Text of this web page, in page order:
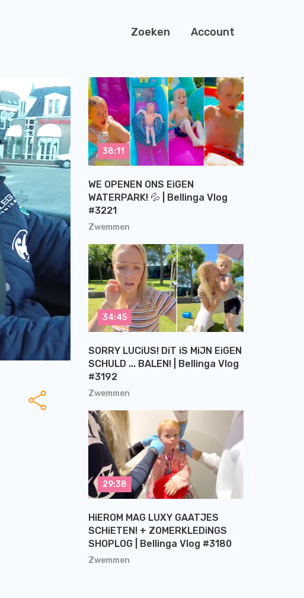
Zoeken Account
Zwemmen
WE OPENEN ONS EiGEN
WATERPARK! 💦 | Bellinga Vlog
#3221
38:11
Zwemmen
SORRY LUCiUS! DiT iS MiJN EiGEN
SCHULD ... BALEN! | Bellinga Vlog
#3192
34:45
Zwemmen
HiEROM MAG LUXY GAATJES
SCHiETEN! + ZOMERKLEDiNGS
SHOPLOG | Bellinga Vlog #3180
29:38